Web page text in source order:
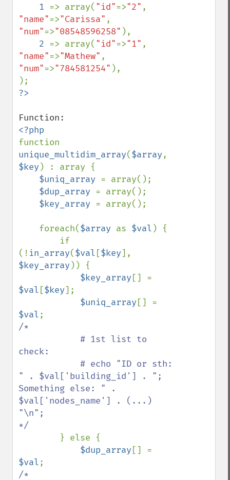
1 => array( "id"=>"2"
"name"=>"Carissa"
"num"=>"08548596258" ),
2 => array( "id"=>"1"
"name"=>"Mathew"
"num"=>"784581254" ),
?>
unique_multidim_array($array
$key ) : array {
$uniq_array = array();
$dup_array = array();
$key_array = array();
    foreach(
$array as $val ) {
(! in_array($val [$key
$key_array )) {
$key_array
$val [$key];
$uniq_array
$val
/*
check:
" . $val['building_id'] . ";
Something else: " .
$val['nodes_name'] . (...)
"\n";
*/
} else {
$dup_array
$val
/*